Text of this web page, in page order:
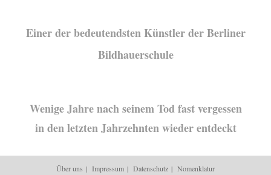
Einer der bedeutendsten Künstler der Berliner
Bildhauerschule
Wenige Jahre nach seinem Tod fast vergessen
in den letzten Jahrzehnten wieder entdeckt
Über uns Impressum Datenschutz Nomenklatur